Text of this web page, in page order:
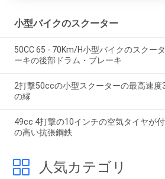
小型バイクのスクーター
50CC 65 - 70Km/H小型バイクのスクー
ーキの後部ドラム・ブレーキ
2打撃50ccの小型スクーターの最高速
の縁
49cc 4打撃の10インチの空気タイヤが
の高い抗張鋼鉄
人気カテゴリ